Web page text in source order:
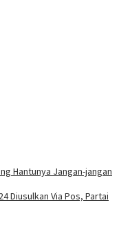
Hantunya Jangan-jangan
Diusulkan Via Pos, Partai